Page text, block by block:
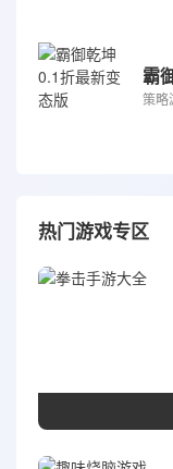
霸
策略
热门游戏专区